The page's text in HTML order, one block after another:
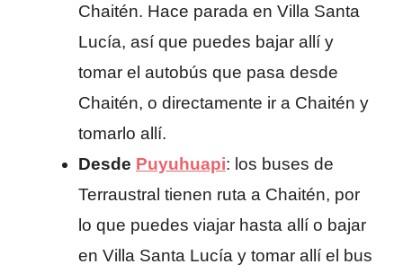
Chaitén. Hace parada en Villa Santa
Lucía, así que puedes bajar allí y
tomar el autobús que pasa desde
Chaitén, o directamente ir a Chaitén y
tomarlo allí.
Desde Puyuhuapi: los buses de
Terraustral tienen ruta a Chaitén, por
lo que puedes viajar hasta allí o bajar
en Villa Santa Lucía y tomar allí el bus